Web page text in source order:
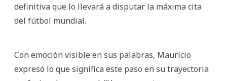
definitiva que lo llevará a disputar la máxima cita
del fútbol mundial.
Con emoción visible en sus palabras, Maurício
expresó lo que significa este paso en su trayectoria